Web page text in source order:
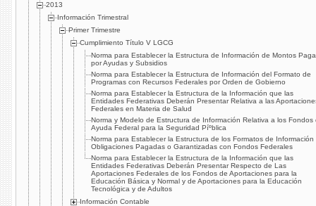
2013
Información Trimestral
Primer Trimestre
Cumplimiento Tí­tulo V LGCG
Norma para Establecer la Estructura de Información de Montos
por Ayudas y Subsidios
Norma para Establecer la Estructura de Información del Formato de
Programas con Recursos Federales por Orden de Gobierno
Norma para Establecer la Estructura de la Información que las
Entidades Federativas Deberán Presentar Relativa a las
Federales en Materia de Salud
Norma y Modelo de Estructura de Información Relativa a los Fondos
Ayuda Federal para la Seguridad Píºblica
Norma para Establecer la Estructura de los Formatos de Información
Obligaciones Pagadas o Garantizadas con Fondos Federales
Norma para Establecer la Estructura de la Información que las
Entidades Federativas Deberán Presentar Respecto de Las
Aportaciones Federales de los Fondos de Aportaciones para la
Educación Básica y Normal y de Aportaciones para la Educación
Tecnológica y de Adultos
Información Contable